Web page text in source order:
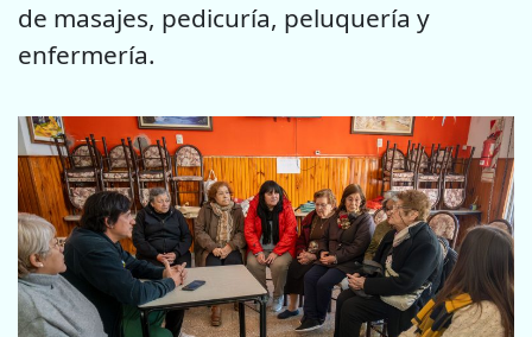
de masajes, pedicuría, peluquería y
enfermería.